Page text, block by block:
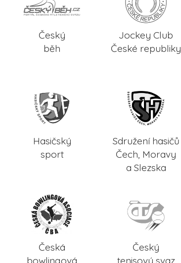
Český
běh
Jockey Club
České republiky
Hasičský
sport
Sdružení hasičů
Čech, Moravy
a Slezska
Česká
bowlingová
Český
tenisový svaz